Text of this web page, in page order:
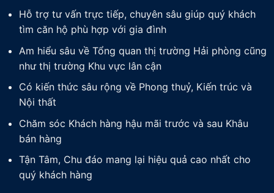
Hỗ trợ tư vấn trực tiếp, chuyên sâu giúp quý khách
tìm căn hộ phù hợp với gia đình
Am hiểu sâu về Tổng quan thị trường Hải phòng cũng
như thị trường Khu vực lân cận
Có kiến thức sâu rộng về Phong thuỷ, Kiến trúc và
Nội thất
Chăm sóc Khách hàng hậu mãi trước và sau Khâu
bán hàng
Tận Tâm, Chu đáo mang lại hiệu quả cao nhất cho
quý khách hàng